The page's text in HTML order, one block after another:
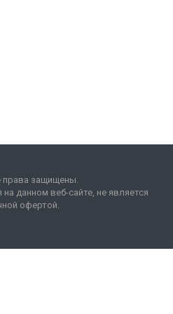
права защищены.
данном веб-сайте, не является
офертой.
контакты